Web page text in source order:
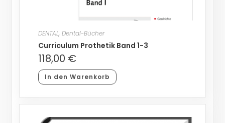
DENTAL, Dental-Bücher
Curriculum Prothetik Band 1-3
118,00 €
In den Warenkorb